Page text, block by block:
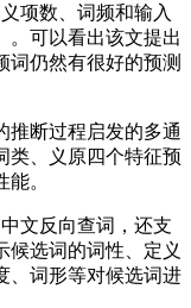
项数、词频和输入
。可以看出该文提出
词仍然有很好的预测
断过程启发的多通
类、义原四个特征预
。
文反向查词，还支
候选词的词性、定义
、词形等对候选词进